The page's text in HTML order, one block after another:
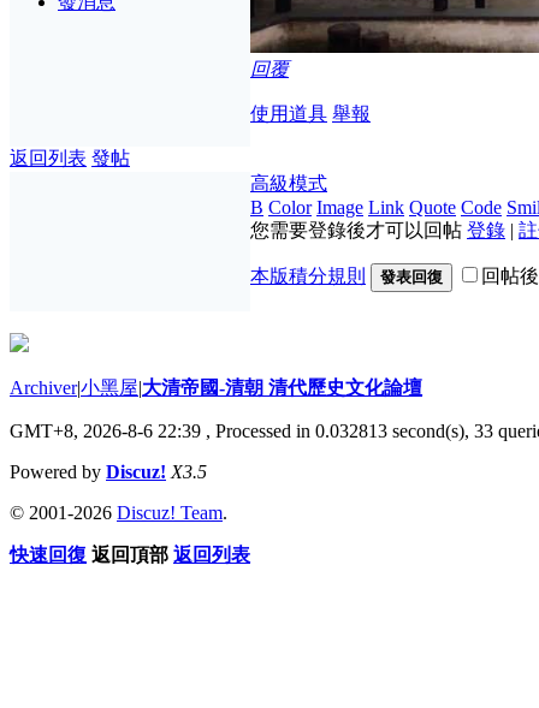
回覆
使用道具 舉報
返回列表 發帖
高級模式
B Color Image Link Quote Code
您需要登錄後才可以回帖 登錄 |
本版積分規則 發表回復 回帖
Archiver|小黑屋|大清帝國-清朝 清代歷史文化論壇
GMT+8, 2026-8-6 22:39 , Processed in 0.032813 second(s), 33
Powered by Discuz! X3.5
© 2001-2026 Discuz! Team.
快速回復 返回頂部 返回列表